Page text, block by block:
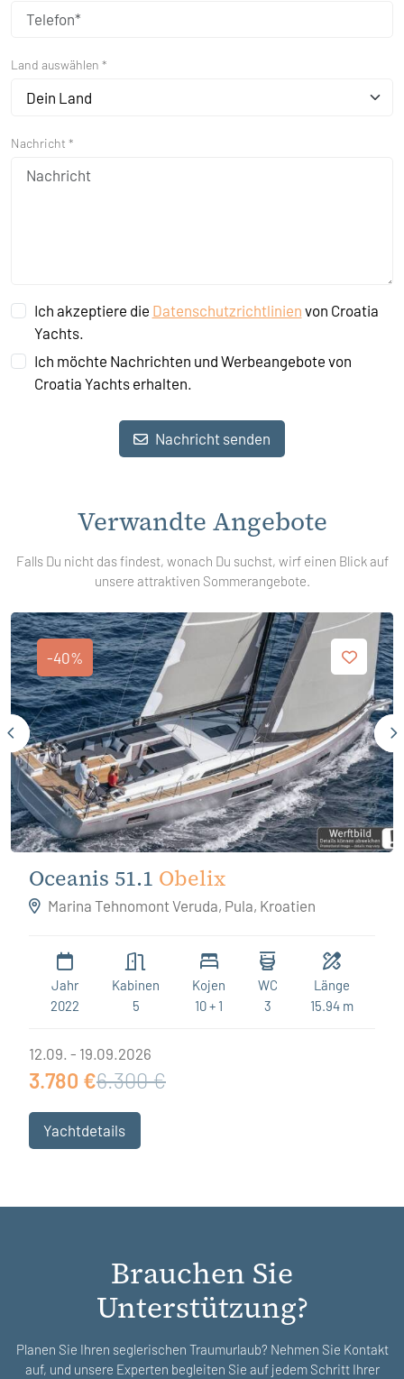
Land auswählen *
Dein Land
Nachricht *
Ich akzeptiere die Datenschutzrichtlinien von Croatia
Yachts.
Ich möchte Nachrichten und Werbeangebote von
Croatia Yachts erhalten.
Nachricht senden
Verwandte Angebote
Falls Du nicht das findest, wonach Du suchst, wirf einen Blick auf
unsere attraktiven Sommerangebote.
-40%
Oceanis 51.1 Obelix
Marina Tehnomont Veruda, Pula, Kroatien
Jahr
2022
Kabinen
5
Kojen
10 + 1
WC
3
Länge
15.94 m
12.09. - 19.09.2026
3.780 €6.300 €
Yachtdetails
Brauchen Sie
Unterstützung?
Planen Sie Ihren seglerischen Traumurlaub? Nehmen Sie Kontakt
auf, und unsere Experten begleiten Sie auf jedem Schritt Ihrer